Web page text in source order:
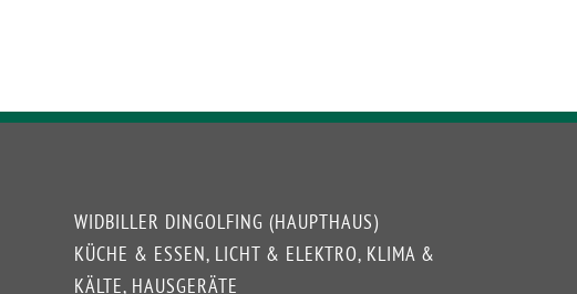
WIDBILLER DINGOLFING (HAUPTHAUS)
KÜCHE & ESSEN, LICHT & ELEKTRO, KLIMA &
KÄLTE, HAUSGERÄTE